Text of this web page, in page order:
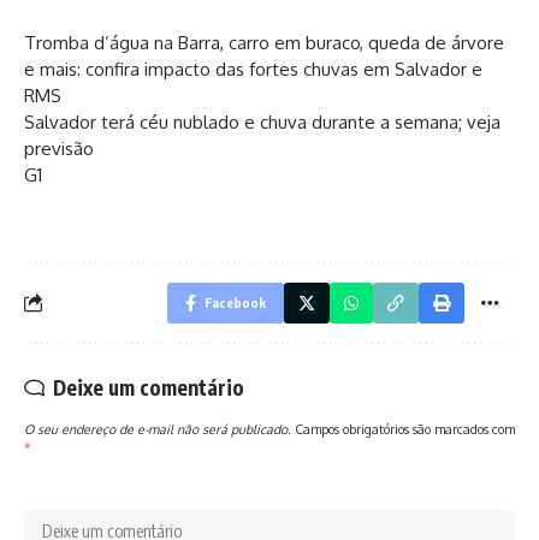
Tromba d’água na Barra, carro em buraco, queda de árvore
e mais: confira impacto das fortes chuvas em Salvador e
RMS
Salvador terá céu nublado e chuva durante a semana; veja
previsão
G1
Facebook
Deixe um comentário
O seu endereço de e-mail não será publicado. Campos obrigatórios são marcados com
*